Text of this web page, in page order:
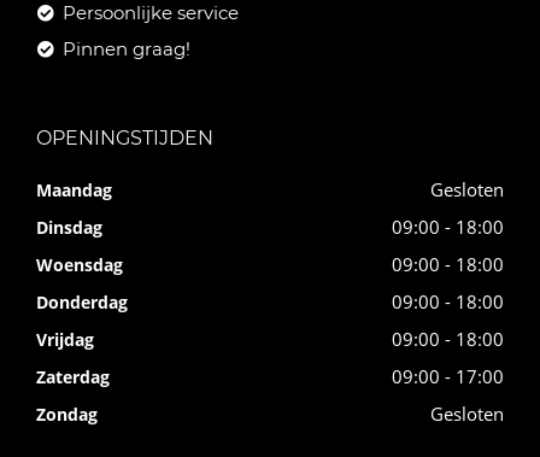
Persoonlijke service
Pinnen graag!
OPENINGSTIJDEN
Maandag Gesloten
Dinsdag 09:00 - 18:00
Woensdag 09:00 - 18:00
Donderdag 09:00 - 18:00
Vrijdag 09:00 - 18:00
Zaterdag 09:00 - 17:00
Zondag Gesloten